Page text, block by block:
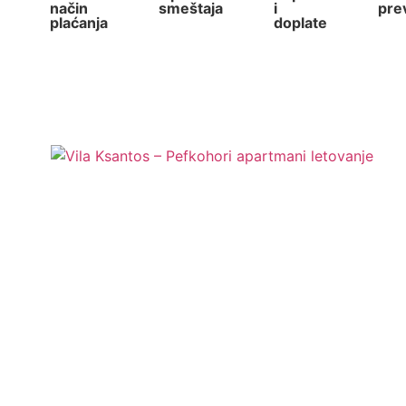
način
plaćanja
smeštaja
i
doplate